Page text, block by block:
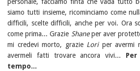
personale, facciamo finta che vada tutto
siamo tutti insieme, ricominciamo come
difficili, scelte difficili, anche per voi. Ora
come prima... Grazie Shaneper aver
mi credevi morto, grazie Loriper avermi
avermeli fatti trovare ancora vivi...
tempo...